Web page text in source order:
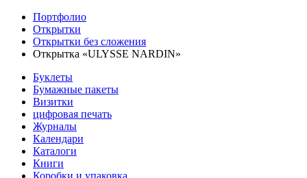
Портфолио
Открытки
Открытки без сложения
Открытка «ULYSSE NARDIN»
Буклеты
Бумажные пакеты
Визитки
цифровая печать
Журналы
Календари
Каталоги
Книги
Коробки и упаковка